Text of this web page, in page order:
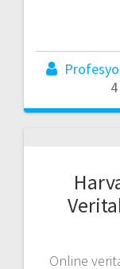
Online